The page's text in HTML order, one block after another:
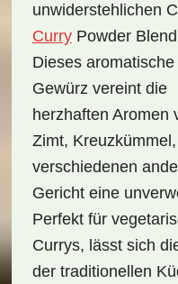
unwiderstehlichen
CurryPowder
Dieses aromatische
Gewürz vereint die
herzhaften Aromen
Zimt,
verschiedenen
Gericht eine
Perfekt für
Currys, lässt sich
der traditionellen